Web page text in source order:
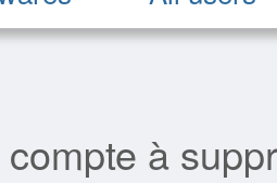
compte à